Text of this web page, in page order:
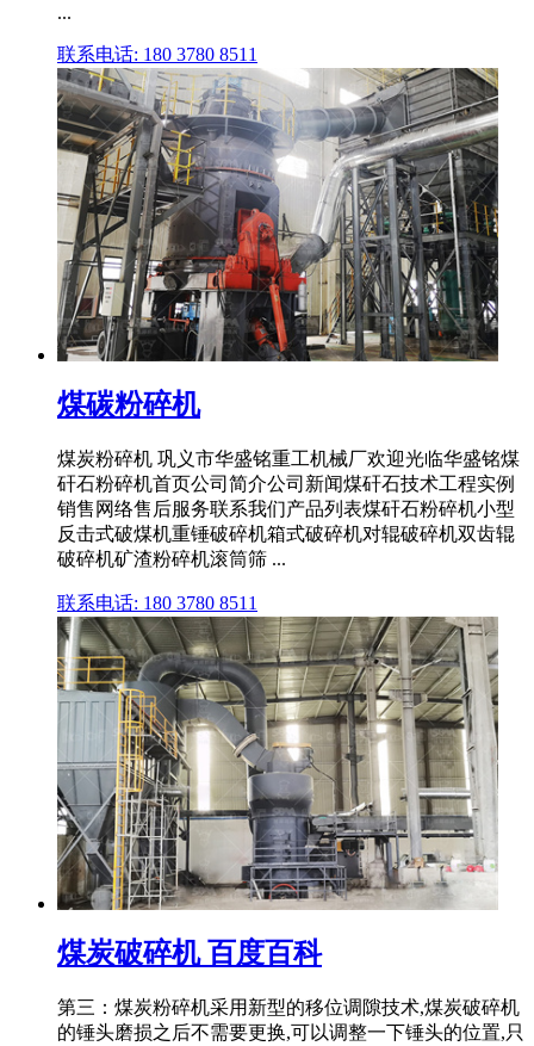
...
联系电话: 180 3780 8511
煤碳粉碎机
煤炭粉碎机 巩义市华盛铭重工机械厂欢迎光临华盛铭煤
矸石粉碎机首页公司简介公司新闻煤矸石技术工程实例
销售网络售后服务联系我们产品列表煤矸石粉碎机小型
反击式破煤机重锤破碎机箱式破碎机对辊破碎机双齿辊
破碎机矿渣粉碎机滚筒筛 ...
联系电话: 180 3780 8511
煤炭破碎机 百度百科
第三：煤炭粉碎机采用新型的移位调隙技术,煤炭破碎机
的锤头磨损之后不需要更换,可以调整一下锤头的位置,只